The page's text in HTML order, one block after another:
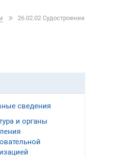
26.02.02 Судостроение
сведения
и органы